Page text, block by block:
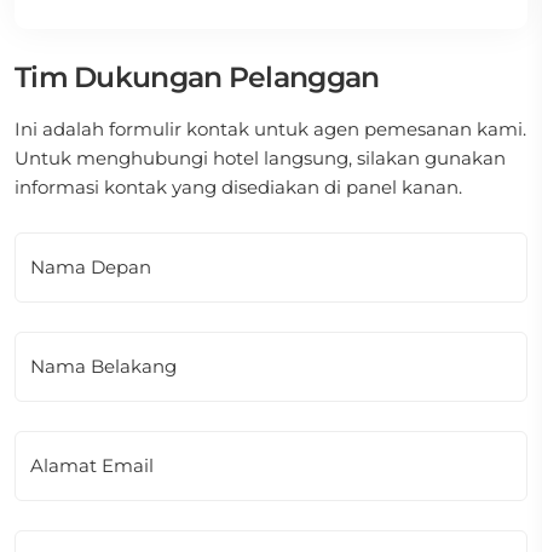
Tim Dukungan Pelanggan
Ini adalah formulir kontak untuk agen pemesanan kami.
Untuk menghubungi hotel langsung, silakan gunakan
informasi kontak yang disediakan di panel kanan.
Nama Depan
Nama Belakang
Alamat Email